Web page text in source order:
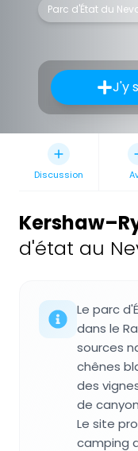
Parc d'État du
J'y
Discussion
d'état au
Le parc
dans le
sources
chênes
des
de
Le site
camping